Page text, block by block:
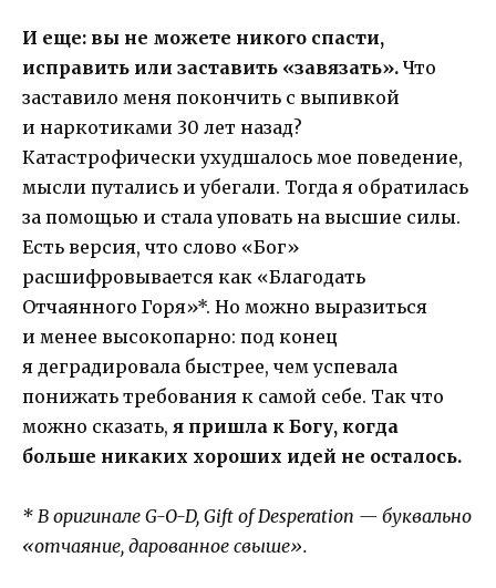
И еще: вы не можете никого спасти,
исправить или заставить «завязать». Что
заставило меня покончить с выпивкой
и наркотиками 30 лет назад?
Катастрофически ухудшалось мое поведение,
мысли путались и убегали. Тогда я обратилась
за помощью и стала уповать на высшие силы.
Есть версия, что слово «Бог»
расшифровывается как «Благодать
Отчаянного Горя»*. Но можно выразиться
и менее высокопарно: под конец
я деградировала быстрее, чем успевала
понижать требования к самой себе. Так что
можно сказать, я пришла к Богу, когда
больше никаких хороших идей не осталось.
* В оригинале G-O-D, Gift of Desperation — буквально
«отчаяние, дарованное свыше».